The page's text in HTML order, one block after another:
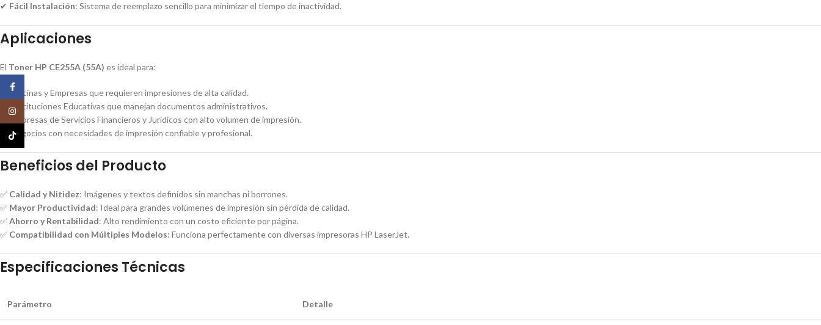
✔ Fácil Instalación: Sistema de reemplazo sencillo para minimizar el tiempo de inactividad.
Aplicaciones
El Toner HP CE255A (55A) es ideal para:
📌 Oficinas y Empresas que requieren impresiones de alta calidad.
📌 Instituciones Educativas que manejan documentos administrativos.
📌 Empresas de Servicios Financieros y Jurídicos con alto volumen de impresión.
📌 Negocios con necesidades de impresión confiable y profesional.
Beneficios del Producto
✅ Calidad y Nitidez: Imágenes y textos definidos sin manchas ni borrones.
✅ Mayor Productividad: Ideal para grandes volúmenes de impresión sin pérdida de calidad.
✅Ahorro y Rentabilidad: Alto rendimiento con un costo eficiente por página.
✅ Compatibilidad con Múltiples Modelos: Funciona perfectamente con diversas impresoras HP LaserJet.
Especificaciones Técnicas
Parámetro Detalle
Instagram
TikTok